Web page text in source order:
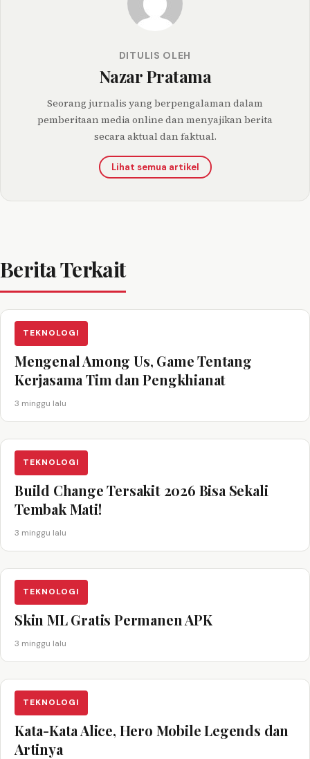
DITULIS OLEH
Nazar Pratama
Seorang jurnalis yang berpengalaman dalam
pemberitaan media online dan menyajikan berita
secara aktual dan faktual.
Lihat semua artikel
Berita Terkait
TEKNOLOGI
Mengenal Among Us, Game Tentang
Kerjasama Tim dan Pengkhianat
3 minggu lalu
TEKNOLOGI
Build Change Tersakit 2026 Bisa Sekali
Tembak Mati!
3 minggu lalu
TEKNOLOGI
Skin ML Gratis Permanen APK
3 minggu lalu
TEKNOLOGI
Kata-Kata Alice, Hero Mobile Legends dan
Artinya